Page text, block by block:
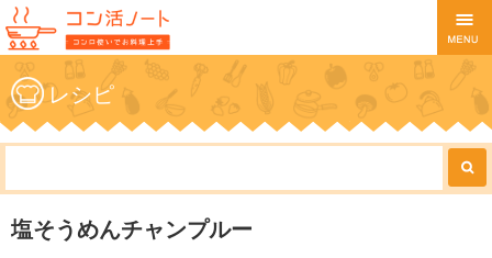
レシピ
塩そうめんチャンプルー